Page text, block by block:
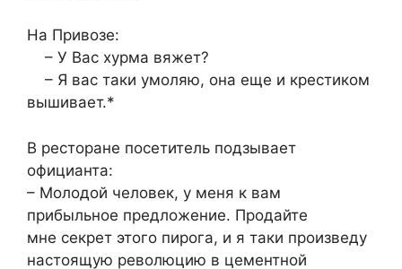
На Привозе:
– У Вас хурма вяжет?
– Я вас таки умоляю, она еще и крестиком
вышивает.*
В ресторане посетитель подзывает
официанта:
– Молодой человек, у меня к вам
прибыльное предложение. Продайте
мне секрет этого пирога, и я таки произведу
настоящую революцию в цементной